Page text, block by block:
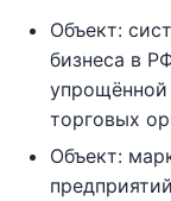
Объект:
бизнеса в
торговых
Объект: